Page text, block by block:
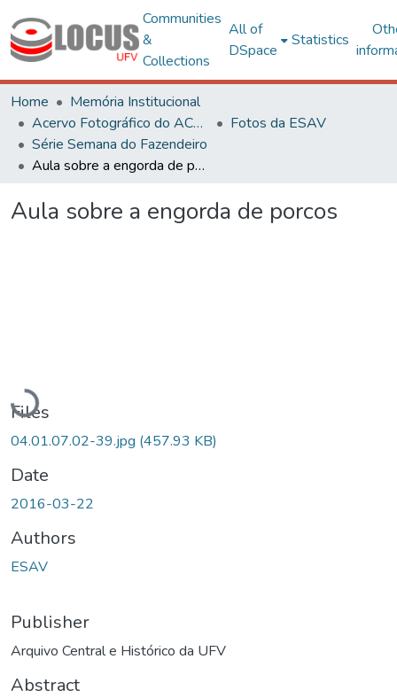
Communities
&
Collections
All of
DSpace
Statistics
Home
Memória Institucional
Acervo Fotográfico do ACH-UFV
Fotos da ESAV
Série Semana do Fazendeiro
Aula sobre a engorda de porcos
Aula sobre a engorda de porcos
Loading...
Files
04.01.07.02-39.jpg (457.93 KB)
Date
2016-03-22
Authors
ESAV
Publisher
Arquivo Central e Histórico da UFV
Abstract